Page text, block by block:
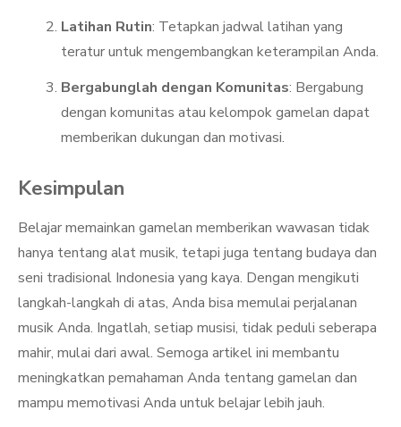
Latihan Rutin: Tetapkan jadwal latihan yang
teratur untuk mengembangkan keterampilan Anda.
Bergabunglah dengan Komunitas: Bergabung
dengan komunitas atau kelompok gamelan dapat
memberikan dukungan dan motivasi.
Kesimpulan
Belajar memainkan gamelan memberikan wawasan tidak
hanya tentang alat musik, tetapi juga tentang budaya dan
seni tradisional Indonesia yang kaya. Dengan mengikuti
langkah-langkah di atas, Anda bisa memulai perjalanan
musik Anda. Ingatlah, setiap musisi, tidak peduli seberapa
mahir, mulai dari awal. Semoga artikel ini membantu
meningkatkan pemahaman Anda tentang gamelan dan
mampu memotivasi Anda untuk belajar lebih jauh.